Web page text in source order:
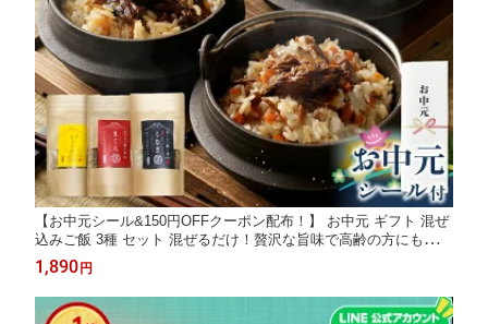
【お中元シール&150円OFFクーポン配布！】 お中元 ギフト 混ぜ
込みご飯 3種 セット 混ぜるだけ！贅沢な旨味で高齢の方にも大好
評！ 2合 まぐろ うなぎ しょうが 釜飯 マグロ 鮪 鰻 ウナギ 蒲焼
き しょうが 生姜 ショウガ 飯 混ぜご飯 プレゼント 2026
1,890円